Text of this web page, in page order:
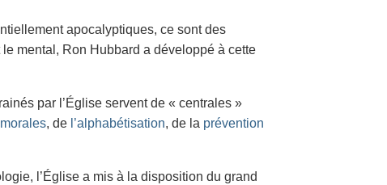
apocalyptiques, ce sont des
mental, Ron Hubbard a développé à cette
par l’Église servent de « centrales »
, de l’alphabétisation, de la prévention
l’Église a mis à la disposition du grand